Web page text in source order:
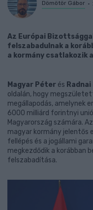
Dömötör Gábor
Az Európai
felszabadulnak a
a kormány csatlakozik
Magyar Péter és Radnai
oldalán, hogy
megállapodás, amelynek
6000 milliárd forintnyi
Magyarország számára. Az
magyar kormány jelentős
fellépés és a jogállami
megkezdődik a
felszabadítása.